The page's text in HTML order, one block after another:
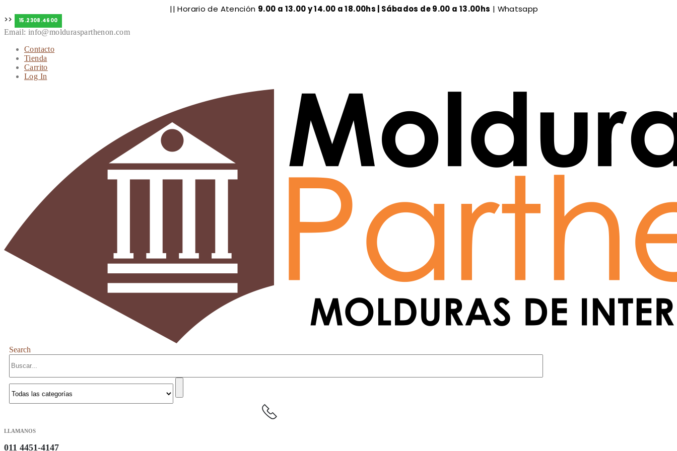
|| Horario de Atención 9.00 a 13.00 y 14.00 a 18.00hs | Sábados de 9.00 a 13.00hs | Whatsapp
>>
15.2308.4600
Email: info@moldurasparthenon.com
Contacto
Tienda
Carrito
Log In
Search
LLAMANOS
011 4451-4147